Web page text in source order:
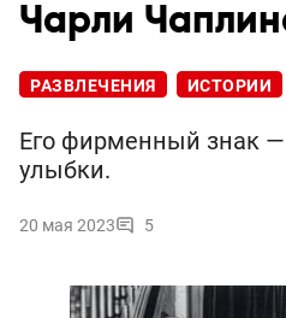
Чарли
РАЗВЛЕЧЕНИЯ ИСТОРИИ
Его фирменный знак —
улыбки.
20 мая 2023 5